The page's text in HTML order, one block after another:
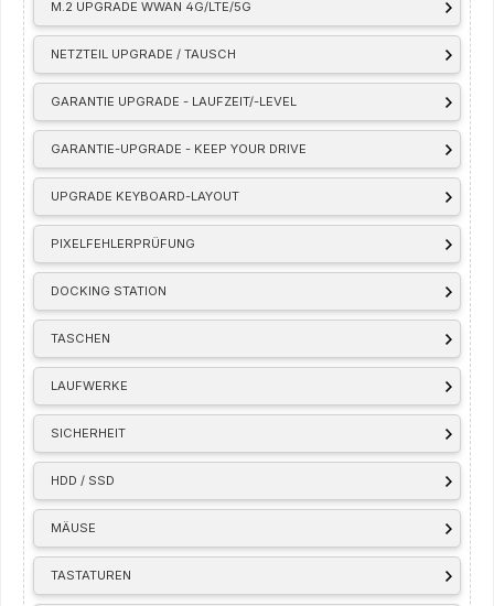
M.2 UPGRADE WWAN 4G/LTE/5G
NETZTEIL UPGRADE / TAUSCH
GARANTIE UPGRADE - LAUFZEIT/-LEVEL
GARANTIE-UPGRADE - KEEP YOUR DRIVE
UPGRADE KEYBOARD-LAYOUT
PIXELFEHLERPRÜFUNG
DOCKING STATION
TASCHEN
LAUFWERKE
SICHERHEIT
HDD / SSD
MÄUSE
TASTATUREN